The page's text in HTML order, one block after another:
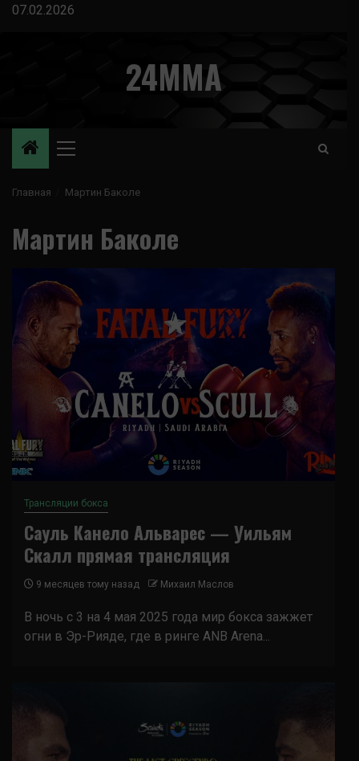
Перейти
07.02.2026
24MMA
Основное
Главная Мартин Баколе
Мартин Баколе
Трансляции бокса
Сауль Канело Альварес — Уильям
Скалл прямая трансляция
9 месяцев тому назад Михаил Маслов
В ночь с 3 на 4 мая 2025 года мир бокса зажжет
огни в Эр-Рияде, где в ринге ANB Arena...